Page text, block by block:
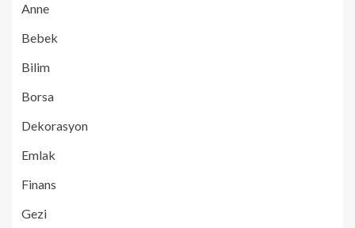
Anne
Bebek
Bilim
Borsa
Dekorasyon
Emlak
Finans
Gezi